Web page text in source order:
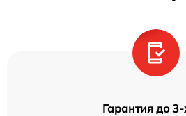
Гарантия до 3-